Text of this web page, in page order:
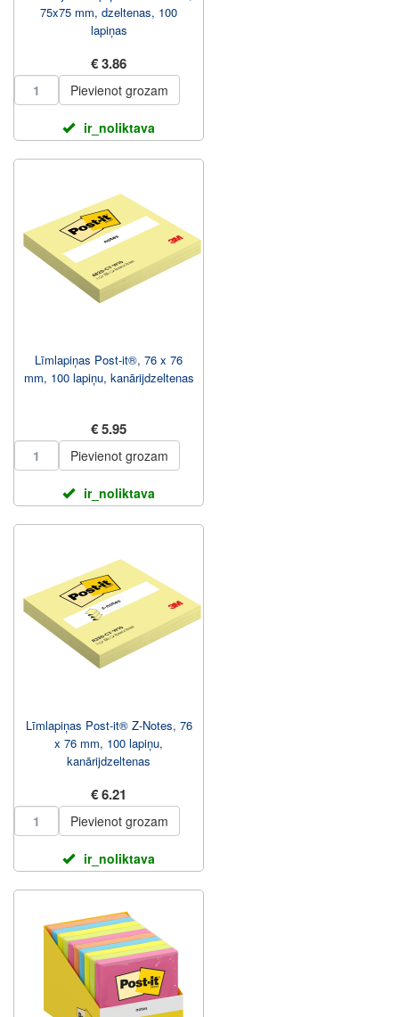
75x75 mm, dzeltenas, 100
lapiņas
€ 3.86
Pievienot grozam
ir_noliktava
Līmlapiņas Post-it®, 76 x 76
mm, 100 lapiņu, kanārijdzeltenas
€ 5.95
Pievienot grozam
ir_noliktava
Līmlapiņas Post-it® Z-Notes, 76
x 76 mm, 100 lapiņu,
kanārijdzeltenas
€ 6.21
Pievienot grozam
ir_noliktava